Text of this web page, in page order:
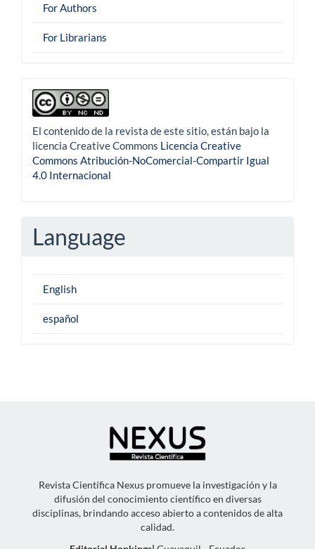
For Authors
For Librarians
derechoautor
El contenido de la revista de este sitio, están bajo la
licencia Creative Commons Licencia Creative
Commons Atribución-NoComercial-Compartir Igual
4.0 Internacional
Language
English
español
Revista Científica Nexus promueve la investigación y la
difusión del conocimiento científico en diversas
disciplinas, brindando acceso abierto a contenidos de alta
calidad.